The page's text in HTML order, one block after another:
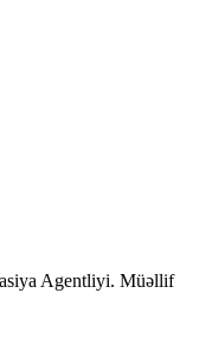
Agentliyi. Müəllif